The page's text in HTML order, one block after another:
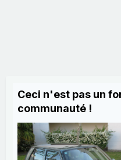
Ceci n'est pas un
communauté !